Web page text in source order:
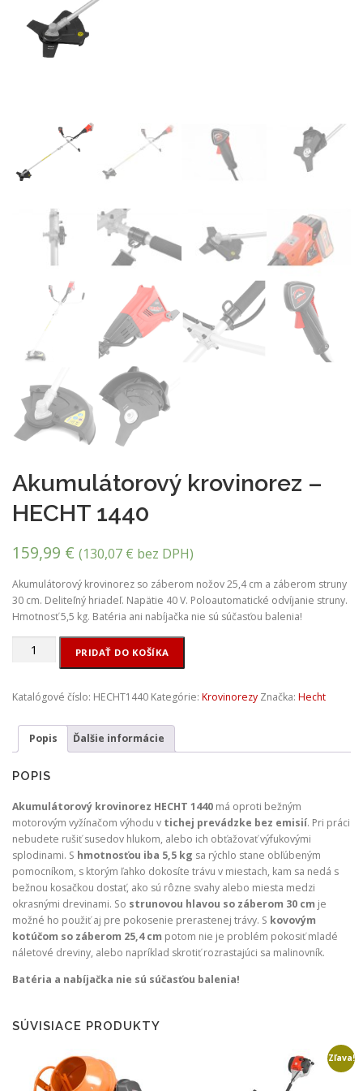
Akumulátorový krovinorez –
HECHT 1440
159,99 € (130,07 € bez DPH)
Akumulátorový krovinorez so záberom nožov 25,4 cm a záberom struny
30 cm. Deliteľný hriadeľ. Napätie 40 V. Poloautomatické odvíjanie struny.
Hmotnosť 5,5 kg. Batéria ani nabíjačka nie sú súčasťou balenia!
množstvo
Akumulátorový
-
1440
PRIDAŤ DO KOŠÍKA
Katalógové číslo: HECHT1440 Kategórie: Krovinorezy Značka: Hecht
Popis Ďalšie informácie
POPIS
Akumulátorový krovinorez HECHT 1440 má oproti bežným
motorovým vyžínačom výhodu v tichej prevádzke bez emisií. Pri práci
nebudete rušiť susedov hlukom, alebo ich obťažovať výfukovými
splodinami. S hmotnosťou iba 5,5 kg sa rýchlo stane obľúbeným
pomocníkom, s ktorým ľahko dokosíte trávu v miestach, kam sa nedá s
bežnou kosačkou dostať, ako sú rôzne svahy alebo miesta medzi
okrasnými drevinami. So strunovou hlavou so záberom 30 cm je
možné ho použiť aj pre pokosenie prerastenej trávy. S kovovým
kotúčom so záberom 25,4 cm potom nie je problém pokosiť mladé
náletové dreviny, alebo napríklad skrotiť rozrastajúci sa malinovník.
Batéria a nabíjačka nie sú súčasťou balenia!
SÚVISIACE PRODUKTY
Zľava!